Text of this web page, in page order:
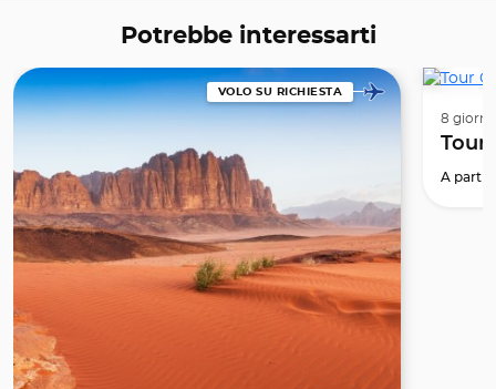
Potrebbe interessarti
VOLO SU RICHIESTA
8 giorni
Tour
A